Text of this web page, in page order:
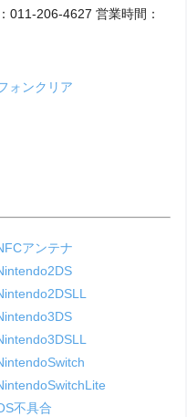
011-206-4627 営業時間：
ォンクリア
アンテナ
不具合